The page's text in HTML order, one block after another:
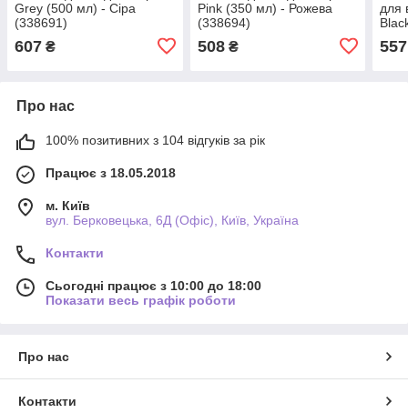
Grey (500 мл) - Сіра
(338691)
607 ₴
Pink (350 мл) - Рожева
(338694)
508₴
для
557
Про нас
100% позитивних з 104 відгуків за рік
Працює з 18.05.2018
м. Київ
вул. Берковецька, 6Д (Офіс), Київ, Україна
Контакти
Сьогодні працює з 10:00 до 18:00
Показати весь графік роботи
Про нас
Контакти